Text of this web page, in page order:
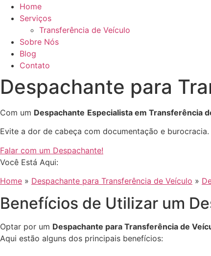
Home
Serviços
Transferência de Veículo
Sobre Nós
Blog
Contato
Despachante para
Com um Despachante Especialista em Transferência
Evite a dor de cabeça com documentação e burocracia.
Falar com um Despachante!
Você Está Aqui:
Home » Despachante para Transferência de Veículo »
Benefícios de Utilizar um
Optar por um Despachante para Transferência de
Aqui estão alguns dos principais benefícios: